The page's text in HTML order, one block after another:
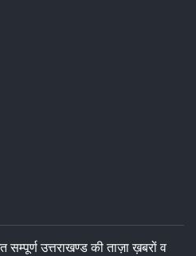
सम्पूर्ण उत्तराखण्ड की ताज़ा ख़बरों व